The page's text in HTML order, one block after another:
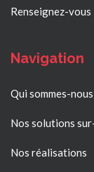
Renseignez-vous
Navigation
Qui sommes-nous
Nos solutions
Nos réalisations